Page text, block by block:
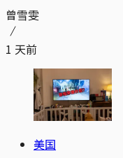
曾雪雯
1 天前
美国